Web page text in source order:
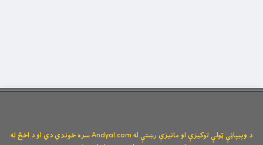
د وېبپاڼې ټولې توکیزې او مانیزې رښتې له Andyal.com سره خوندي دي او د اخځ له